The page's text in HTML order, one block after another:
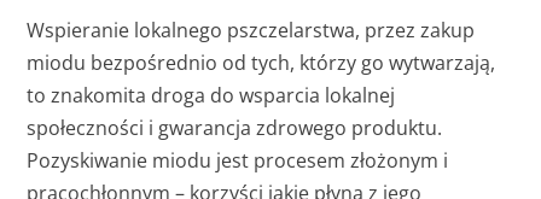
Wspieranie lokalnego pszczelarstwa, przez zakup
miodu bezpośrednio od tych, którzy go wytwarzają,
to znakomita droga do wsparcia lokalnej
społeczności i gwarancja zdrowego produktu.
Pozyskiwanie miodu jest procesem złożonym i
pracochłonnym – korzyści jakie płyną z jego